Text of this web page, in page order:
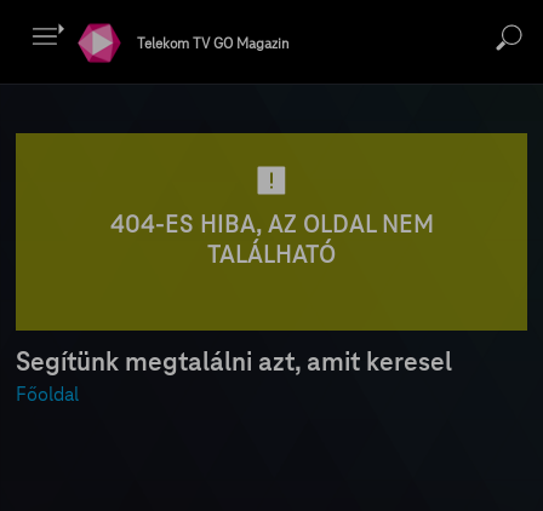
Telekom TV GO Magazin
404-ES HIBA, AZ OLDAL NEM
TALÁLHATÓ
Segítünk megtalálni azt, amit keresel
Főoldal